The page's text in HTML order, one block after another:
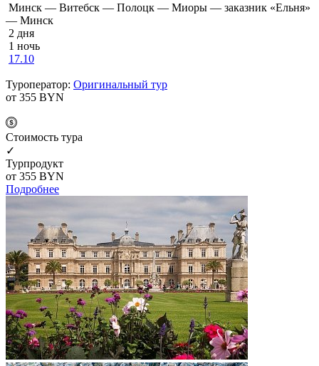
Минск — Витебск — Полоцк — Миоры — заказник «Ельня»
— Минск
2 дня
1 ночь
17.10
Туроператор: Оригинальный тур
от 355 BYN
Cтоимость тура
✓
Турпродукт
от 355 BYN
Подробнее